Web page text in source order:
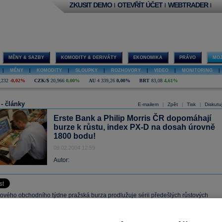
ZKUSIT DEMO | OTEVŘÍT ÚČET | WEBTRADER |
MĚNY & SAZBY KOMODITY & DERIVÁTY EKONOMIKA PRÁVO
MĚNY KOMODITY SLOUPKY ROZHOVORY VIDEO MONITORING
-0,02% CZK/$ 20,966 0,00% AU 4 339,26 0,00% BRT 83,08 4,61%
E-mailem Zpět Tisk Diskutuj
články
Erste Bank a Philip Morris ČR dopomáhají
burze k růstu, index PX-D na dosah úrovně
1800 bodu!
09.02.2004 12:59
Autor:
obchodního týdne pražská burza prodlužuje sérii předešlých růstových